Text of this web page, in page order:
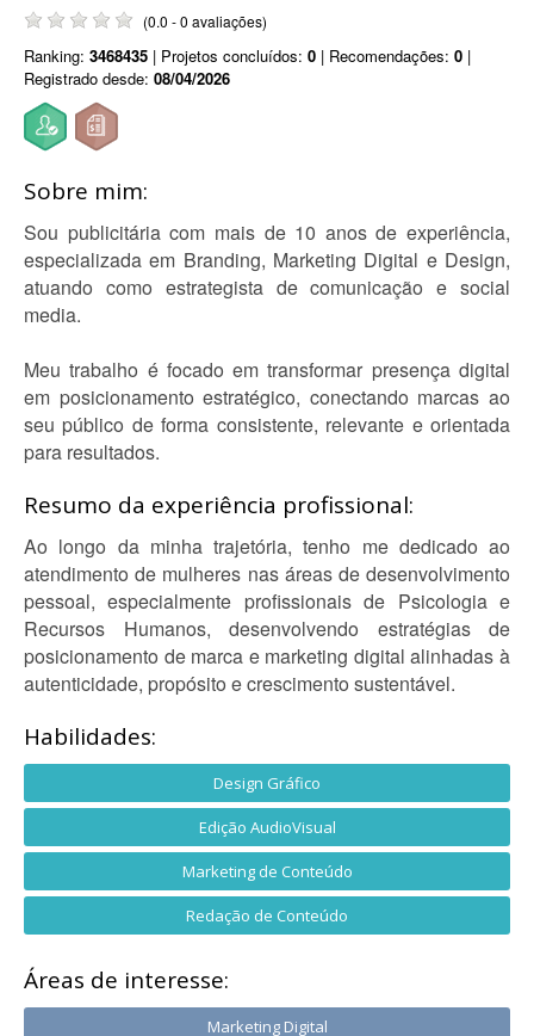
(0.0 - 0 avaliações)
Ranking: 3468435 | Projetos concluídos: 0 | Recomendações: 0 |
Registrado desde: 08/04/2026
Sobre mim:
Sou publicitária com mais de 10 anos de experiência,
especializada em Branding, Marketing Digital e Design,
atuando como estrategista de comunicação e social
media.
Meu trabalho é focado em transformar presença digital
em posicionamento estratégico, conectando marcas ao
seu público de forma consistente, relevante e orientada
para resultados.
Resumo da experiência profissional:
Ao longo da minha trajetória, tenho me dedicado ao
atendimento de mulheres nas áreas de desenvolvimento
pessoal, especialmente profissionais de Psicologia e
Recursos Humanos, desenvolvendo estratégias de
posicionamento de marca e marketing digital alinhadas à
autenticidade, propósito e crescimento sustentável.
Habilidades:
Design Gráfico
Edição AudioVisual
Marketing de Conteúdo
Redação de Conteúdo
Áreas de interesse:
Marketing Digital